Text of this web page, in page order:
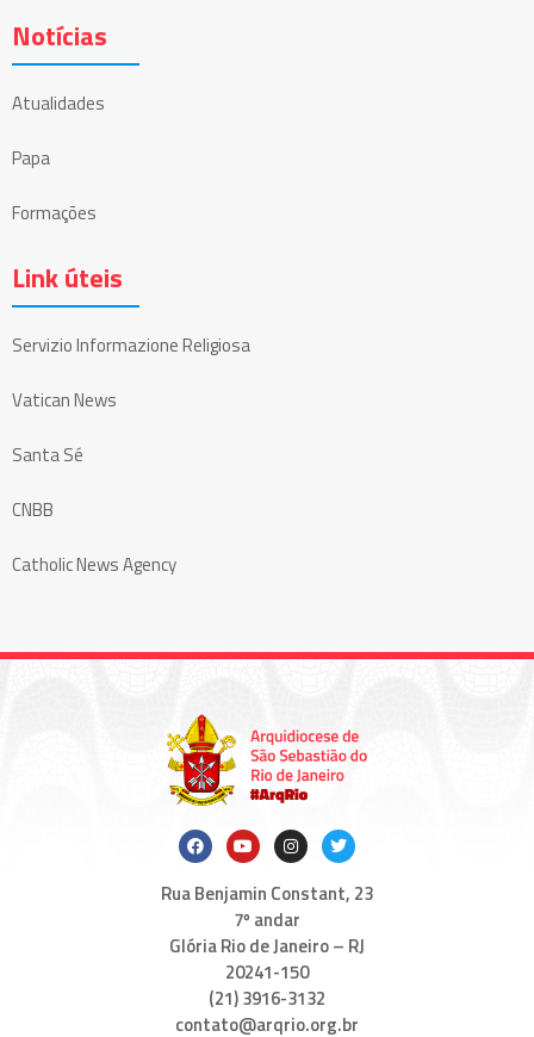
Notícias
Atualidades
Papa
Formações
Link úteis
Servizio Informazione Religiosa
Vatican News
Santa Sé
CNBB
Catholic News Agency
Rua Benjamin Constant, 23
7º andar
Glória Rio de Janeiro – RJ
20241-150
(21) 3916-3132
contato@arqrio.org.br